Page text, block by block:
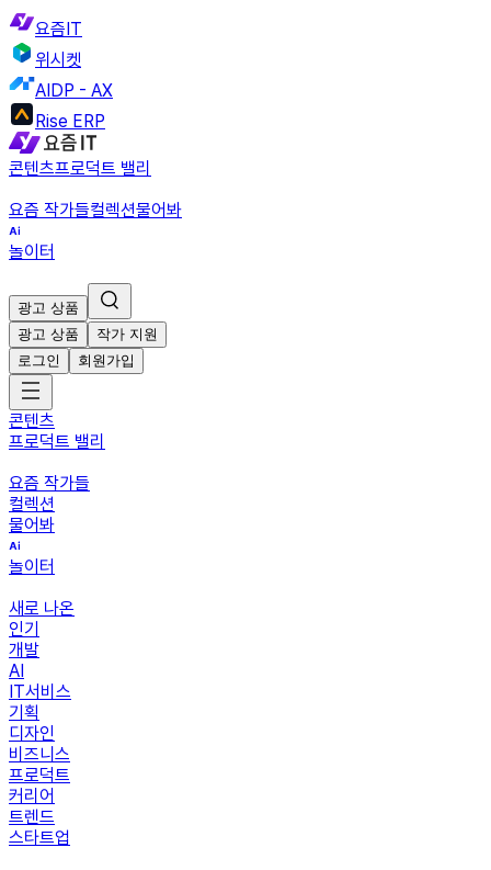
요즘IT
위시켓
AIDP - AX
Rise ERP
콘텐츠프로덕트 밸리
요즘 작가들컬렉션물어봐
놀이터
광고 상품
광고 상품
작가 지원
로그인
회원가입
콘텐츠
프로덕트 밸리
요즘 작가들
컬렉션
물어봐
놀이터
새로 나온
인기
개발
AI
IT서비스
기획
디자인
비즈니스
프로덕트
커리어
트렌드
스타트업